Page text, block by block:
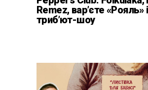
Remez, вар’єте «Рояль» і
триб’ют-шоу